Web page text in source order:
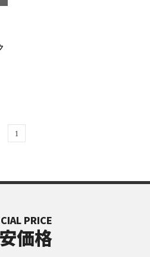
1
PRICE
価格